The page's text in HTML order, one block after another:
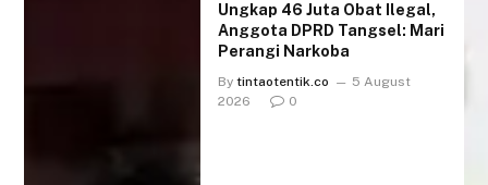
Ungkap 46 Juta Obat Ilegal,
Anggota DPRD Tangsel: Mari
Perangi Narkoba
By tintaotentik.co
5 August
2026
0